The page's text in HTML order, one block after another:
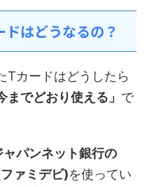
はどうなるの？
Tカードはどうしたら
までどおり使える」 で
ャパンネット銀行の
ァミデビ)を使ってい